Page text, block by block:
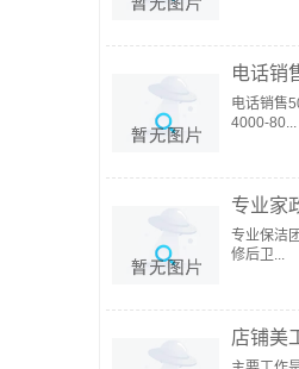
电话销
电话销售
4000-80...
专业家
专业保洁
修后卫...
店铺美